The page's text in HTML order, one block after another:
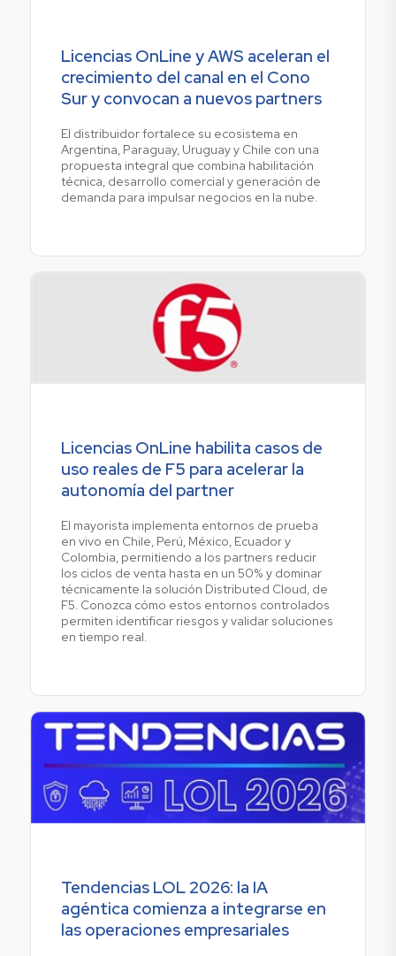
Licencias OnLine y AWS aceleran el
crecimiento del canal en el Cono
Sur y convocan a nuevos partners
El distribuidor fortalece su ecosistema en
Argentina, Paraguay, Uruguay y Chile con una
propuesta integral que combina habilitación
técnica, desarrollo comercial y generación de
demanda para impulsar negocios en la nube.
Licencias OnLine habilita casos de
uso reales de F5 para acelerar la
autonomía del partner
El mayorista implementa entornos de prueba
en vivo en Chile, Perú, México, Ecuador y
Colombia, permitiendo a los partners reducir
los ciclos de venta hasta en un 50% y dominar
técnicamente la solución Distributed Cloud, de
F5. Conozca cómo estos entornos controlados
permiten identificar riesgos y validar soluciones
en tiempo real.
Tendencias LOL 2026: la IA
agéntica comienza a integrarse en
las operaciones empresariales